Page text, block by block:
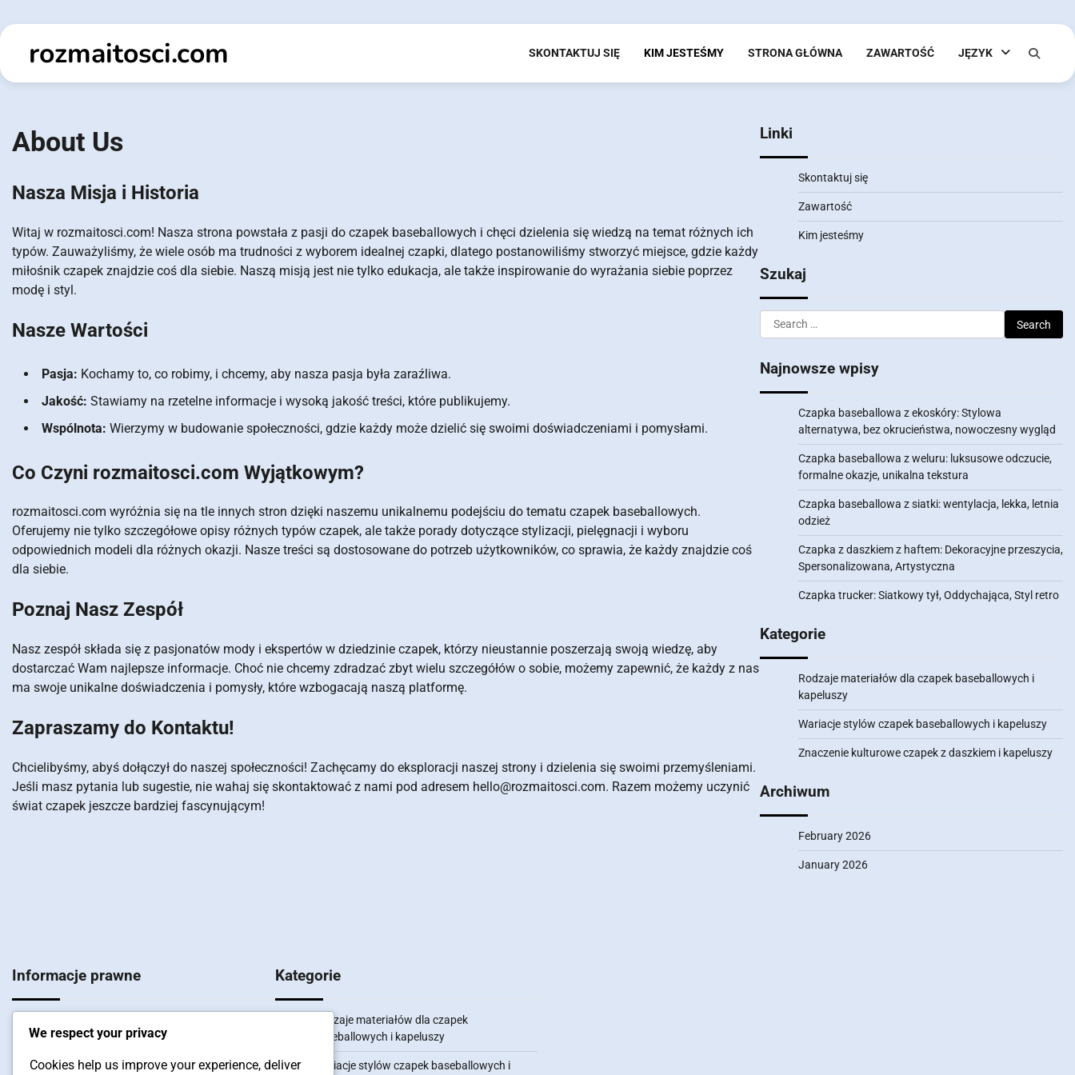
to
contentrozmaitosci.com SKONTAKTUJ SIĘ KIM JESTEŚMY STRONA GŁÓWNA ZAWARTOŚĆ JĘZYK
About Us
Nasza Misja i Historia
Witaj w rozmaitosci.com! Nasza strona powstała z pasji do czapek baseballowych i chęci dzielenia się wiedzą na temat różnych ich
typów. Zauważyliśmy, że wiele osób ma trudności z wyborem idealnej czapki, dlatego postanowiliśmy stworzyć miejsce, gdzie każdy
miłośnik czapek znajdzie coś dla siebie. Naszą misją jest nie tylko edukacja, ale także inspirowanie do wyrażania siebie poprzez
modę i styl.
Nasze Wartości
Pasja: Kochamy to, co robimy, i chcemy, aby nasza pasja była zaraźliwa.
Jakość: Stawiamy na rzetelne informacje i wysoką jakość treści, które publikujemy.
Wspólnota: Wierzymy w budowanie społeczności, gdzie każdy może dzielić się swoimi doświadczeniami i pomysłami.
Co Czyni rozmaitosci.com Wyjątkowym?
rozmaitosci.com wyróżnia się na tle innych stron dzięki naszemu unikalnemu podejściu do tematu czapek baseballowych.
Oferujemy nie tylko szczegółowe opisy różnych typów czapek, ale także porady dotyczące stylizacji, pielęgnacji i wyboru
odpowiednich modeli dla różnych okazji. Nasze treści są dostosowane do potrzeb użytkowników, co sprawia, że każdy znajdzie coś
dla siebie.
Poznaj Nasz Zespół
Nasz zespół składa się z pasjonatów mody i ekspertów w dziedzinie czapek, którzy nieustannie poszerzają swoją wiedzę, aby
dostarczać Wam najlepsze informacje. Choć nie chcemy zdradzać zbyt wielu szczegółów o sobie, możemy zapewnić, że każdy z nas
ma swoje unikalne doświadczenia i pomysły, które wzbogacają naszą platformę.
Zapraszamy do Kontaktu!
Chcielibyśmy, abyś dołączył do naszej społeczności! Zachęcamy do eksploracji naszej strony i dzielenia się swoimi przemyśleniami.
Jeśli masz pytania lub sugestie, nie wahaj się skontaktować z nami pod adresem hello@rozmaitosci.com. Razem możemy uczynić
świat czapek jeszcze bardziej fascynującym!
Linki
Skontaktuj się
Zawartość
Kim jesteśmy
Szukaj
Search
for:
Najnowsze wpisy
Czapka baseballowa z ekoskóry: Stylowa
alternatywa, bez okrucieństwa, nowoczesny wygląd
Czapka baseballowa z weluru: luksusowe odczucie,
formalne okazje, unikalna tekstura
Czapka baseballowa z siatki: wentylacja, lekka, letnia
odzież
Czapka z daszkiem z haftem: Dekoracyjne przeszycia,
Spersonalizowana, Artystyczna
Czapka trucker: Siatkowy tył, Oddychająca, Styl retro
Kategorie
Rodzaje materiałów dla czapek baseballowych i
kapeluszy
Wariacje stylów czapek baseballowych i kapeluszy
Znaczenie kulturowe czapek z daszkiem i kapeluszy
Archiwum
February 2026
January 2026
Informacje prawne Kategorie
Rodzaje materiałów dla czapek
baseballowych i kapeluszy
Wariacje stylów czapek baseballowych i
We respect your privacy
Cookies help us improve your experience, deliver